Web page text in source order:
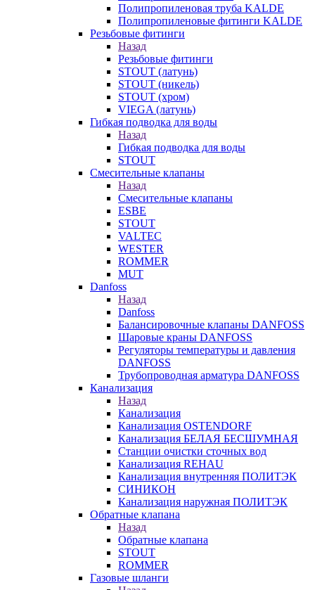
Полипропиленовая труба KALDE
Полипропиленовые фитинги KALDE
Резьбовые фитинги
Назад
Резьбовые фитинги
STOUT (латунь)
STOUT (никель)
STOUT (хром)
VIEGA (латунь)
Гибкая подводка для воды
Назад
Гибкая подводка для воды
STOUT
Смесительные клапаны
Назад
Смесительные клапаны
ESBE
STOUT
VALTEC
WESTER
ROMMER
MUT
Danfoss
Назад
Danfoss
Балансировочные клапаны DANFOSS
Шаровые краны DANFOSS
Регуляторы температуры и давления
DANFOSS
Трубопроводная арматура DANFOSS
Канализация
Назад
Канализация
Канализация OSTENDORF
Канализация БЕЛАЯ БЕСШУМНАЯ
Станции очистки сточных вод
Канализация REHAU
Канализация внутренняя ПОЛИТЭК
СИНИКОН
Канализация наружная ПОЛИТЭК
Обратные клапана
Назад
Обратные клапана
STOUT
ROMMER
Газовые шланги